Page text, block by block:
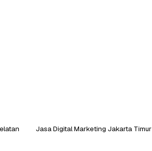
Jasa Digital Marketing Jakarta Timur